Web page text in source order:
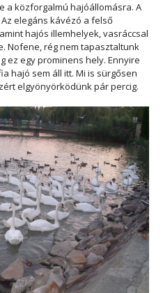
a közforgalmú hajóállomásra. A
elegáns kávézó a felső
hajós illemhelyek, vasráccsal
Nofene, rég nem tapasztaltunk
ez egy prominens hely. Ennyire
hajó sem áll itt. Mi is sürgősen
elgyönyörködünk pár percig.